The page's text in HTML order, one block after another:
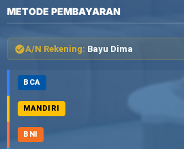
METODE PEMBAYARAN
A/N Rekening: Bayu Dima
BCA
MANDIRI
BNI